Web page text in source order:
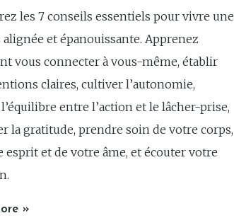
les 7 conseils essentiels pour vivre une
et épanouissante. Apprenez
vous connecter à vous-même, établir
claires, cultiver l’autonomie,
entre l’action et le lâcher-prise,
la gratitude, prendre soin de votre corps,
esprit et de votre âme, et écouter votre
»